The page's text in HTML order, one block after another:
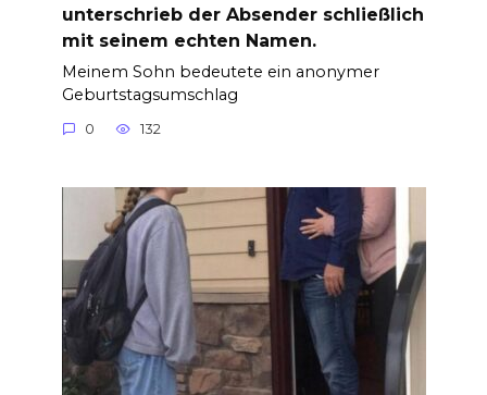
unterschrieb der Absender schließlich
mit seinem echten Namen.
Meinem Sohn bedeutete ein anonymer
Geburtstagsumschlag
0 132